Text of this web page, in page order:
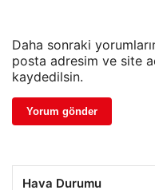
Daha sonraki
posta adresim ve site
kaydedilsin.
Hava Durumu